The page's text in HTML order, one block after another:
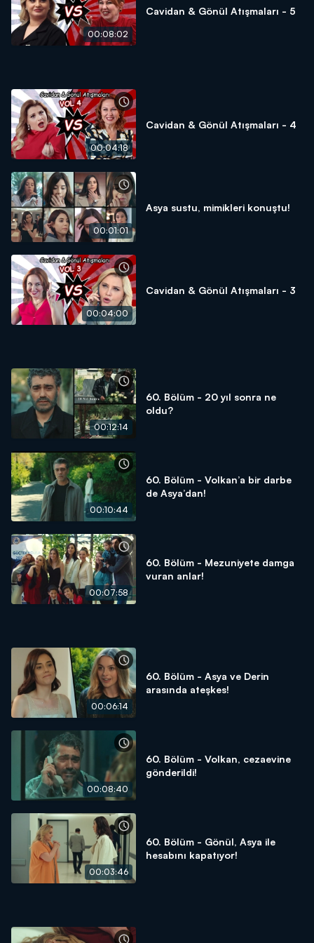
00:08:02
Cavidan & Gönül Atışmaları - 5
00:04:18
Cavidan & Gönül Atışmaları - 4
00:01:01
Asya sustu, mimikleri konuştu!
00:04:00
Cavidan & Gönül Atışmaları - 3
00:12:14
60. Bölüm - 20 yıl sonra ne
oldu?
00:10:44
60. Bölüm - Volkan’a bir darbe
de Asya’dan!
00:07:58
60. Bölüm - Mezuniyete damga
vuran anlar!
00:06:14
60. Bölüm - Asya ve Derin
arasında ateşkes!
00:08:40
60. Bölüm - Volkan, cezaevine
gönderildi!
00:03:46
60. Bölüm - Gönül, Asya ile
hesabını kapatıyor!